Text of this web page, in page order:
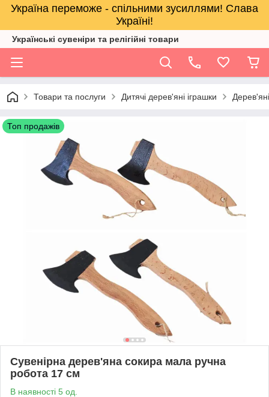
Україна переможе - спільними зусиллями! Слава
Україні!
Українські сувеніри та релігійнi товари
Товари та послуги Дитячі дерев'яні іграшки
Топ продажів
Сувенірна дерев'яна сокира мала ручна
робота 17 см
В наявності 5 од.